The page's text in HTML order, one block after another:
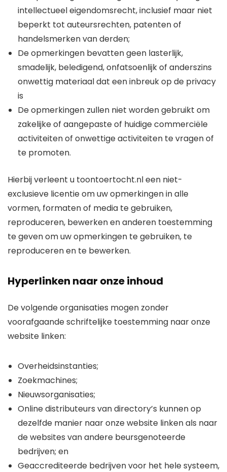
intellectueel eigendomsrecht, inclusief maar niet
beperkt tot auteursrechten, patenten of
handelsmerken van derden;
De opmerkingen bevatten geen lasterlijk,
smadelijk, beledigend, onfatsoenlijk of anderszins
onwettig materiaal dat een inbreuk op de privacy
is
De opmerkingen zullen niet worden gebruikt om
zakelijke of aangepaste of huidige commerciële
activiteiten of onwettige activiteiten te vragen of
te promoten.
Hierbij verleent u toontoertocht.nl een niet-
exclusieve licentie om uw opmerkingen in alle
vormen, formaten of media te gebruiken,
reproduceren, bewerken en anderen toestemming
te geven om uw opmerkingen te gebruiken, te
reproduceren en te bewerken.
Hyperlinken naar onze inhoud
De volgende organisaties mogen zonder
voorafgaande schriftelijke toestemming naar onze
website linken:
Overheidsinstanties;
Zoekmachines;
Nieuwsorganisaties;
Online distributeurs van directory’s kunnen op
dezelfde manier naar onze website linken als naar
de websites van andere beursgenoteerde
bedrijven; en
Geaccrediteerde bedrijven voor het hele systeem,